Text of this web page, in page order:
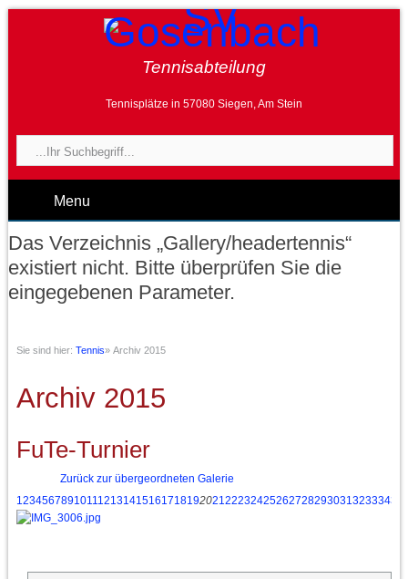
Tennisabteilung
Tennisplätze in 57080 Siegen, Am Stein
Menu
Das Verzeichnis „Gallery/headertennis“
existiert nicht. Bitte überprüfen Sie die
eingegebenen Parameter.
Sie sind hier: Tennis» Archiv 2015
Archiv 2015
FuTe-Turnier
Zurück zur übergeordneten Galerie
1 234567891011 12131415161718192021 22232425262728293031 32333435